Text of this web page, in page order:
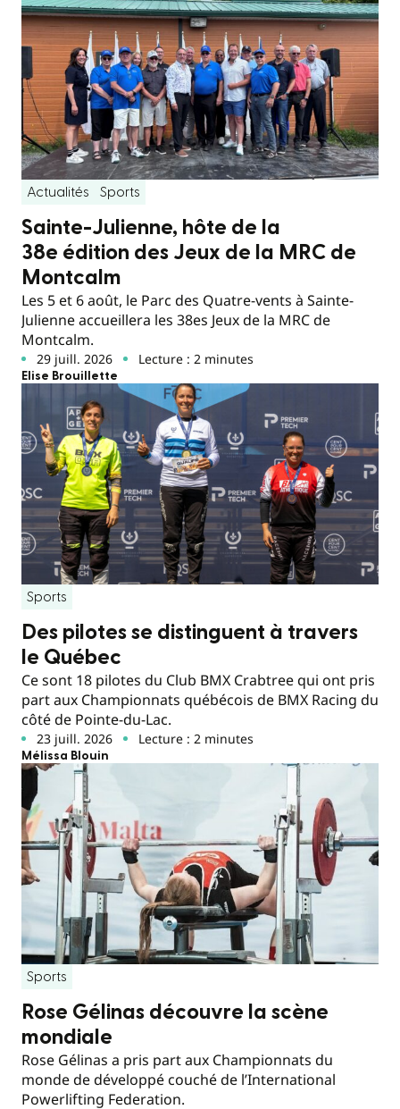
Actualités Sports
Sainte-Julienne, hôte de la
38e édition des Jeux de la MRC de
Montcalm
Les 5 et 6 août, le Parc des Quatre-vents à Sainte-
Julienne accueillera les 38es Jeux de la MRC de
Montcalm.
29 juill. 2026 Lecture : 2 minutes
Elise Brouillette
Sports
Des pilotes se distinguent à travers
le Québec
Ce sont 18 pilotes du Club BMX Crabtree qui ont pris
part aux Championnats québécois de BMX Racing du
côté de Pointe-du-Lac.
23 juill. 2026 Lecture : 2 minutes
Mélissa Blouin
Sports
Rose Gélinas découvre la scène
mondiale
Rose Gélinas a pris part aux Championnats du
monde de développé couché de l’International
Powerlifting Federation.